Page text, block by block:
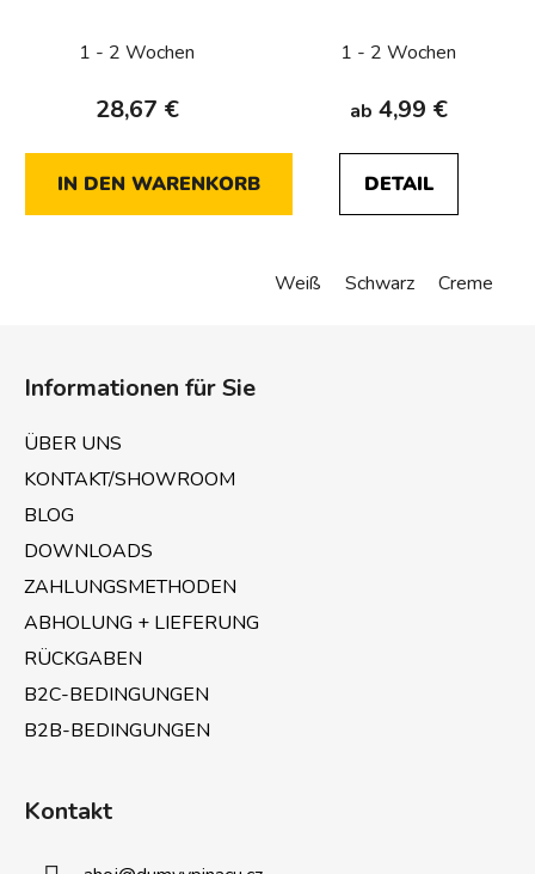
1 - 2 Wochen
28,67 €
IN DEN WARENKORB
1 - 2 Wochen
ab 4,99 €
DETAIL
Weiß Schwarz Creme
Informationen für Sie
ÜBER UNS
KONTAKT/SHOWROOM
BLOG
DOWNLOADS
ZAHLUNGSMETHODEN
ABHOLUNG + LIEFERUNG
RÜCKGABEN
B2C-BEDINGUNGEN
B2B-BEDINGUNGEN
Kontakt